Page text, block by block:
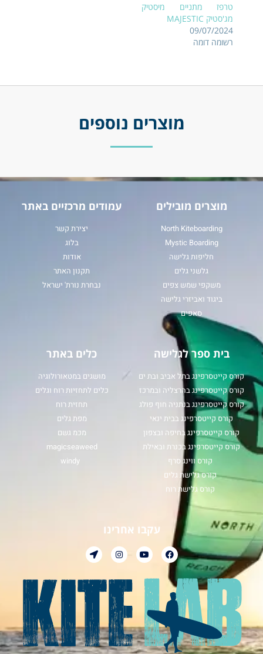
טרפז מתניים מיסטיק
מג'סטיק MAJESTIC
09/07/2024
רשומה דומה
מוצרים נוספים
מוצרים מובילים
North Kiteboarding
Mystic Boarding
חליפות גלישה
גלשני גלים
משקפי שמש צפים
ביגוד ואביזרי גלישה
סאפים
עמודים מרכזיים באתר
יצירת קשר
בלוג
אודות
תקנון האתר
נבחרת נורת' ישראל
בית ספר לגלישה
קורס קייטסרפינג בתל אביב ובת ים
קורס קייטסרפינג בהרצליה ובמרכז
קורס קייטסרפינג בנתניה חוף פולג
קורס קייטסרפינג בבית ינאי
קורס קייטסרפינג בחיפה ובצפון
קורס קייטסרפינג בכנרת ובאילת
קורס ווינג סרף
קורס גלישת גלים
קורס גלישת רוח
כלים באתר
מושגים במטאורולוגיה
כלים לתחזיות רוח וגלים
תחזית רוח
מפת גלים
מכמ גשם
magicseaweed
windy
עקבו אחרינו